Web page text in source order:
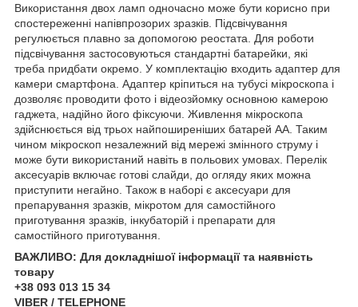
Використання двох ламп одночасно може бути корисно при
спостереженні напівпрозорих зразків. Підсвічування
регулюється плавно за допомогою реостата. Для роботи
підсвічування застосовуються стандартні батарейки, які
треба придбати окремо. У комплектацію входить адаптер для
камери смартфона. Адаптер кріпиться на тубусі мікроскопа і
дозволяє проводити фото і відеозйомку основною камерою
гаджета, надійно його фіксуючи. Живлення мікроскопа
здійснюється від трьох найпоширеніших батарей АА. Таким
чином мікроскоп незалежний від мережі змінного струму і
може бути використаний навіть в польових умовах. Перелік
аксесуарів включає готові слайди, до огляду яких можна
приступити негайно. Також в наборі є аксесуари для
препарування зразків, мікротом для самостійного
приготування зразків, інкубаторій і препарати для
самостійного приготування.
ВАЖЛИВО: Для докладнішої інформації та наявність
товару
+38 093 013 15 34
VIBER / TELEPHONE